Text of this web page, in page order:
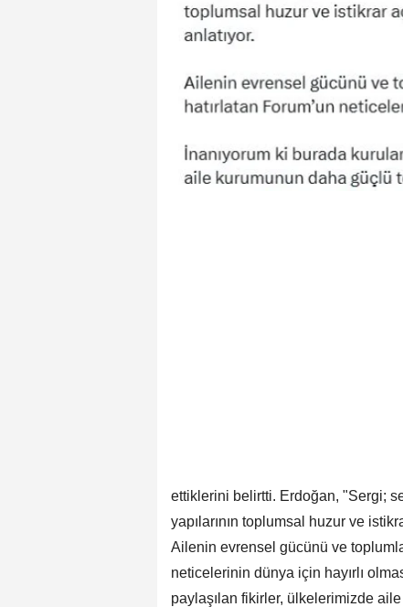
ettiklerini belirtti. Erdoğan, "Sergi;
yapılarının toplumsal huzur ve
Ailenin evrensel gücünü ve
neticelerinin dünya için hayırlı
paylaşılan fikirler, ülkelerimizde